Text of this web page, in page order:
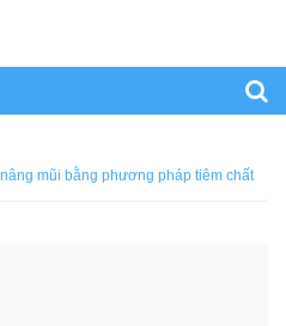
mũi bằng phương pháp tiêm chất